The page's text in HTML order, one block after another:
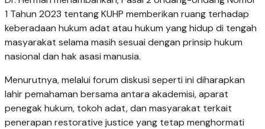
1 Tahun 2023 tentang KUHP memberikan ruang terhadap
keberadaan hukum adat atau hukum yang hidup di tengah
masyarakat selama masih sesuai dengan prinsip hukum
nasional dan hak asasi manusia.
Menurutnya, melalui forum diskusi seperti ini diharapkan
lahir pemahaman bersama antara akademisi, aparat
penegak hukum, tokoh adat, dan masyarakat terkait
penerapan restorative justice yang tetap menghormati